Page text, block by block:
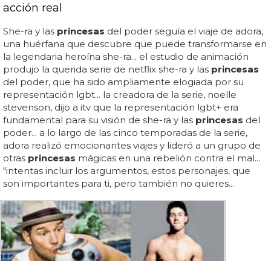
acción real
She-ra y las princesas del poder seguía el viaje de adora,
una huérfana que descubre que puede transformarse en
la legendaria heroína she-ra... el estudio de animación
produjo la querida serie de netflix she-ra y las princesas
del poder, que ha sido ampliamente elogiada por su
representación lgbt... la creadora de la serie, noelle
stevenson, dijo a itv que la representación lgbt+ era
fundamental para su visión de she-ra y las princesas del
poder... a lo largo de las cinco temporadas de la serie,
adora realizó emocionantes viajes y lideró a un grupo de
otras princesas mágicas en una rebelión contra el mal...
"intentas incluir los argumentos, estos personajes, que
son importantes para ti, pero también no quieres...